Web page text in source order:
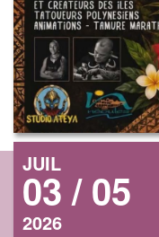
JUIL
03 / 05
2026